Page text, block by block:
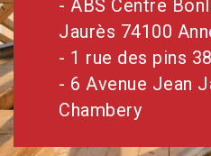
- ABS Centre
Jaurès 74100
- 1 rue des pins
- 6 Avenue Jean
Chambery